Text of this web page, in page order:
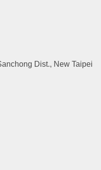
Dist., New Taipei